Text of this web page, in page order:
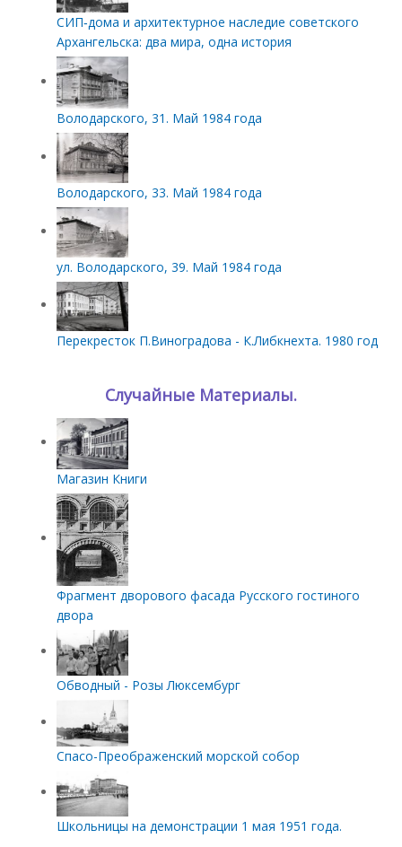
СИП‑дома и архитектурное наследие советского
Архангельска: два мира, одна история
Володарского, 31. Май 1984 года
Володарского, 33. Май 1984 года
ул. Володарского, 39. Май 1984 года
Перекресток П.Виноградова - К.Либкнехта. 1980 год
Случайные Материалы.
Магазин Книги
Фрагмент дворового фасада Русского гостиного
двора
Обводный - Розы Люксембург
Спасо-Преображенский морской собор
Школьницы на демонстрации 1 мая 1951 года.